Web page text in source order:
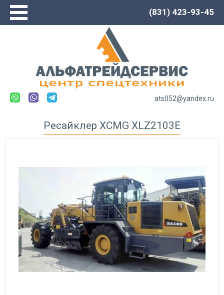
(831) 423-93-45
Сервис
Каталог
Новости
Спецтехника LOVOL
Экскаваторы-погрузчики
Спецтехника XCMG
Буровые установки
Карьерные самосвалы
ats052@yandex.ru
Ресайклер XCMG XLZ2103E